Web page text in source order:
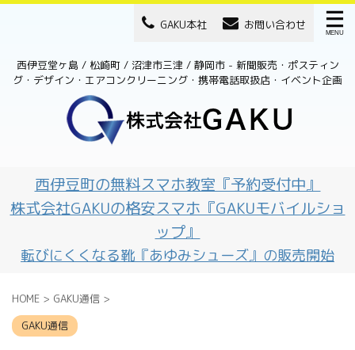
GAKU本社 お問い合わせ
西伊豆堂ヶ島 / 松崎町 / 沼津市三津 / 静岡市 - 新聞販売・ポスティン
グ・デザイン・エアコンクリーニング・携帯電話取扱店・イベント企画
西伊豆町の無料スマホ教室『予約受付中』
株式会社GAKUの格安スマホ『GAKUモバイルショ
ップ』
転びにくくなる靴『あゆみシューズ』の販売開始
HOME > GAKU通信 >
GAKU通信